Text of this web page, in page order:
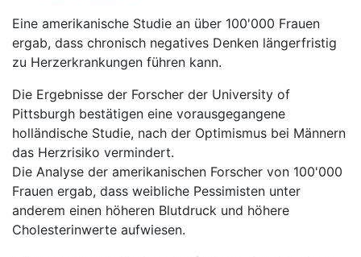
Ratgeber
Rubriken
Eine amerikanische Studie an über 100'000 Frauen
ergab, dass chronisch negatives Denken längerfristig
zu Herzerkrankungen führen kann.
Die Ergebnisse der Forscher der University of
Pittsburgh bestätigen eine vorausgegangene
holländische Studie, nach der Optimismus bei Männern
das Herzrisiko vermindert.
Die Analyse der amerikanischen Forscher von 100'000
Frauen ergab, dass weibliche Pessimisten unter
anderem einen höheren Blutdruck und höhere
Cholesterinwerte aufwiesen.